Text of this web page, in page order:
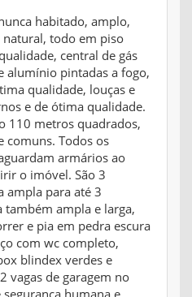
habitado, amplo,
todo em piso
central de gás
alumínio pintadas a fogo,
qualidade, louças e
e de ótima qualidade.
110 metros quadrados,
comuns. Todos os
armários ao
o imóvel. São 3
ampla para até 3
também ampla e larga,
e pia em pedra escura
com wc completo,
blindex verdes e
vagas de garagem no